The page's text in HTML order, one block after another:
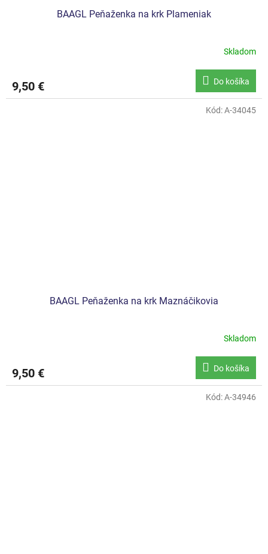
BAAGL Peňaženka na krk Plameniak
Skladom
9,50 € Do košíka
BAAGL Peňaženka na krk Maznáčikovia
Skladom
9,50 € Do košíka
Kód:A-34045
Kód:A-34946